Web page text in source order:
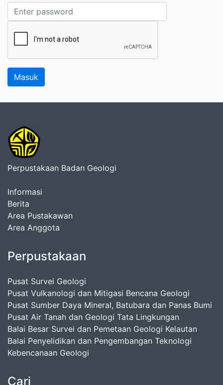
Perpustakaan Badan Geologi
Informasi
Berita
Area Pustakawan
Area Anggota
Perpustakaan
Pusat Survei Geologi
Pusat Vulkanologi dan Mitigasi Bencana Geologi
Pusat Sumber Daya Mineral, Batubara dan Panas Bumi
Pusat Air Tanah dan Geologi Tata Lingkungan
Balai Besar Survei dan Pemetaan Geologi Kelautan
Balai Penyelidikan dan Pengembangan Teknologi
Kebencanaan Geologi
Cari